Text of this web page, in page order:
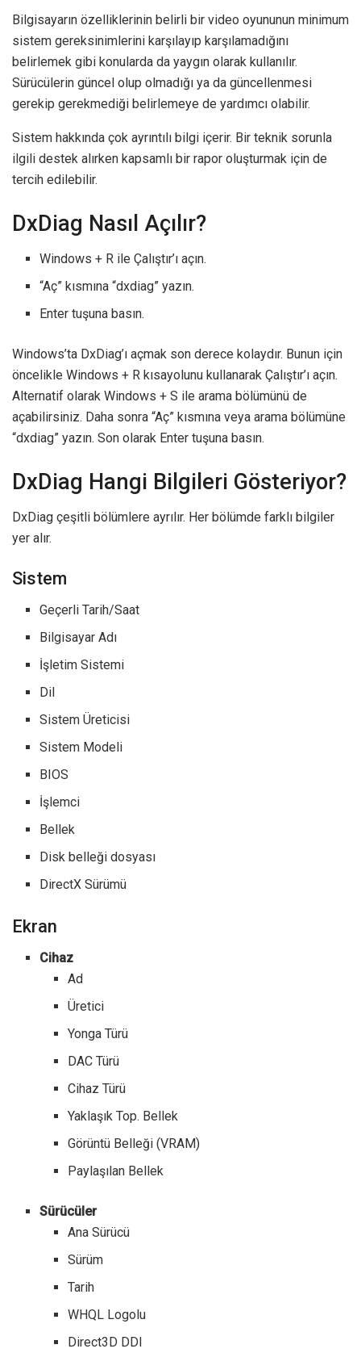
Bilgisayarın özelliklerinin belirli bir video oyununun minimum
sistem gereksinimlerini karşılayıp karşılamadığını
belirlemek gibi konularda da yaygın olarak kullanılır.
Sürücülerin güncel olup olmadığı ya da güncellenmesi
gerekip gerekmediği belirlemeye de yardımcı olabilir.
Sistem hakkında çok ayrıntılı bilgi içerir. Bir teknik sorunla
ilgili destek alırken kapsamlı bir rapor oluşturmak için de
tercih edilebilir.
DxDiag Nasıl Açılır?
Windows + R ile Çalıştır’ı açın.
“Aç” kısmına “dxdiag” yazın.
Enter tuşuna basın.
Windows’ta DxDiag’ı açmak son derece kolaydır. Bunun için
öncelikle Windows + R kısayolunu kullanarak Çalıştır’ı açın.
Alternatif olarak Windows + S ile arama bölümünü de
açabilirsiniz. Daha sonra “Aç” kısmına veya arama bölümüne
“dxdiag” yazın. Son olarak Enter tuşuna basın.
DxDiag Hangi Bilgileri Gösteriyor?
DxDiag çeşitli bölümlere ayrılır. Her bölümde farklı bilgiler
yer alır.
Sistem
Geçerli Tarih/Saat
Bilgisayar Adı
İşletim Sistemi
Dil
Sistem Üreticisi
Sistem Modeli
BIOS
İşlemci
Bellek
Disk belleği dosyası
DirectX Sürümü
Ekran
Cihaz
Ad
Üretici
Yonga Türü
DAC Türü
Cihaz Türü
Yaklaşık Top. Bellek
Görüntü Belleği (VRAM)
Paylaşılan Bellek
Sürücüler
Ana Sürücü
Sürüm
Tarih
WHQL Logolu
Direct3D DDI